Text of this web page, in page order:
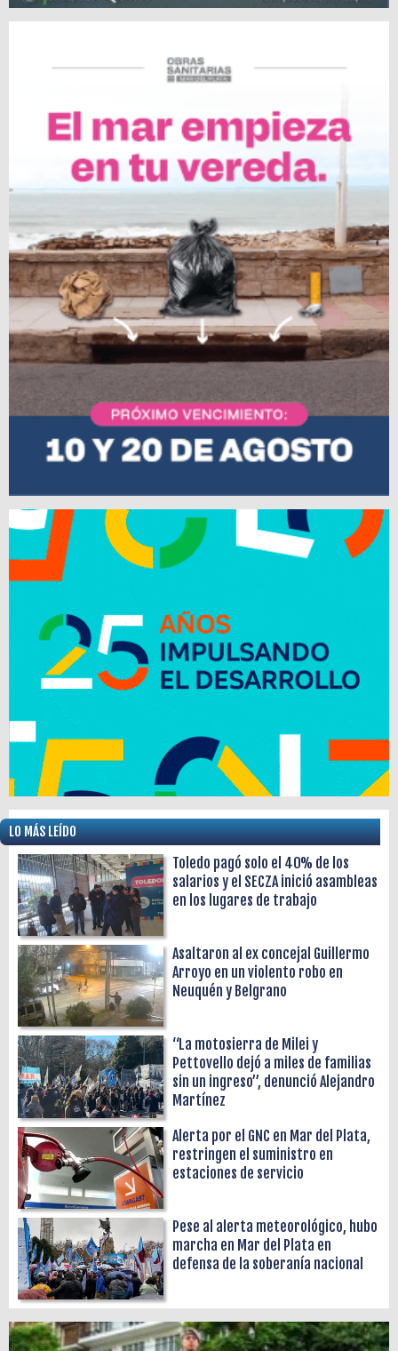
LO MÁS LEÍDO
Toledo pagó solo el 40% de los
salarios y el SECZA inició asambleas
en los lugares de trabajo
Asaltaron al ex concejal Guillermo
Arroyo en un violento robo en
Neuquén y Belgrano
“La motosierra de Milei y
Pettovello dejó a miles de familias
sin un ingreso”, denunció Alejandro
Martínez
Alerta por el GNC en Mar del Plata,
restringen el suministro en
estaciones de servicio
Pese al alerta meteorológico, hubo
marcha en Mar del Plata en
defensa de la soberanía nacional